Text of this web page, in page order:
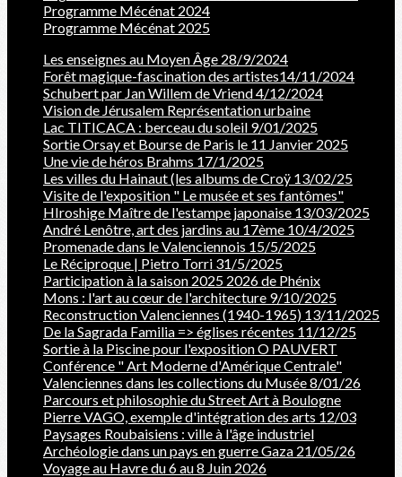
Programme Mécénat 2024
Programme Mécénat 2025
Les enseignes au Moyen Âge 28/9/2024
Forêt magique-fascination des artistes14/11/2024
Schubert par Jan Willem de Vriend 4/12/2024
Vision de Jérusalem Représentation urbaine
Lac TITICACA : berceau du soleil 9/01/2025
Sortie Orsay et Bourse de Paris le 11 Janvier 2025
Une vie de héros Brahms 17/1/2025
Les villes du Hainaut (les albums de Croÿ 13/02/25
Visite de l'exposition " Le musée et ses fantômes"
HIroshige Maître de l'estampe japonaise 13/03/2025
André Lenôtre, art des jardins au 17ème 10/4/2025
Promenade dans le Valenciennois 15/5/2025
Le Réciproque | Pietro Torri 31/5/2025
Participation à la saison 2025 2026 de Phénix
Mons : l'art au cœur de l'architecture 9/10/2025
Reconstruction Valenciennes (1940-1965) 13/11/2025
De la Sagrada Familia => églises récentes 11/12/25
Sortie à la Piscine pour l'exposition O PAUVERT
Conférence " Art Moderne d'Amérique Centrale"
Valenciennes dans les collections du Musée 8/01/26
Parcours et philosophie du Street Art à Boulogne
Pierre VAGO, exemple d'intégration des arts 12/03
Paysages Roubaisiens : ville à l'âge industriel
Archéologie dans un pays en guerre Gaza 21/05/26
Voyage au Havre du 6 au 8 Juin 2026